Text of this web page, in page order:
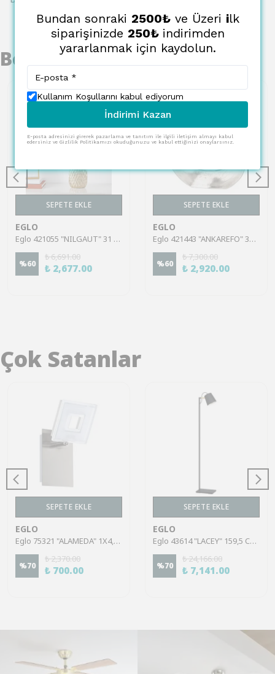
Benzer Ürünler
SEPETE EKLE
EGLO
Eglo 421055 "NILGAUT" 31 Cm Yüksekliğinde Fırçalanmış Pirinç Metal Vazo
%60
₺ 6,691.00
₺ 2,677.00
SEPETE EKLE
EGLO
Eglo 421443 "ANKAREFO" 30 Cm Yüksekliğinde Metal Vazo
%60
₺ 7,300.00
₺ 2,920.00
Çok Satanlar
SEPETE EKLE
EGLO
Eglo 75321 "ALAMEDA" 1X4,5W Çelik Nikel Mat Sıva Üstü Spot
%70
₺ 2,370.00
₺ 700.00
SEPETE EKLE
EGLO
Eglo 43614 "LACEY" 159,5 Cm Yüksekliğinde Çelik, Ahşap Köşe Lambası Lambader
%70
₺ 24,166.00
₺ 7,141.00
Bundan sonraki 2500₺ve Üzeri ilk
siparişinizde 250₺ indirimden
yararlanmak için kaydolun.
Kullanım Koşullarını kabul ediyorum
İndirimi Kazan
E-posta adresinizi girerek pazarlama ve tanıtım ile ilgili iletişim almayı kabul
edersiniz ve Gizlilik Politikamızı okuduğunuzu ve kabul ettiğinizi onaylarsınız.